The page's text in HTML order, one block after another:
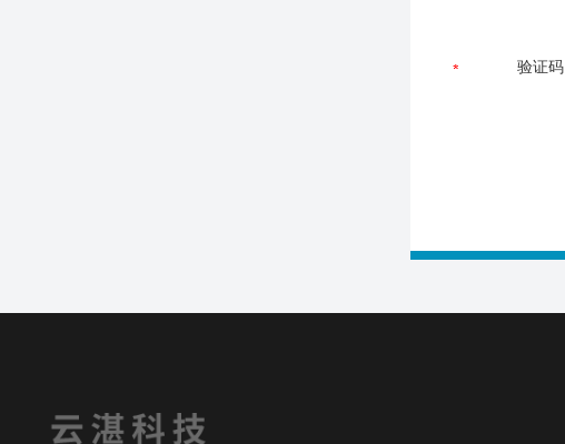
验证码